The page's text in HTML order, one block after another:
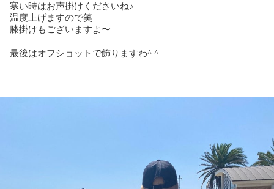
寒い時はお声掛けくださいね♪
温度上げますので笑
膝掛けもございますよ〜
最後はオフショットで飾りますわ^ ^